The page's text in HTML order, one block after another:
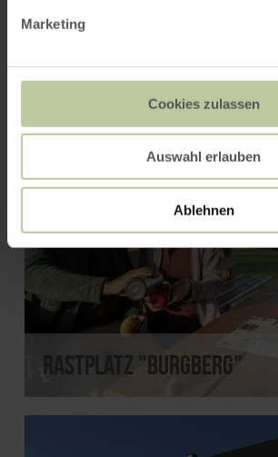
Marketing
Cookies zulassen
Auswahl erlauben
Ablehnen
Molbach Alpacas
Rastplatz "Burgberg"